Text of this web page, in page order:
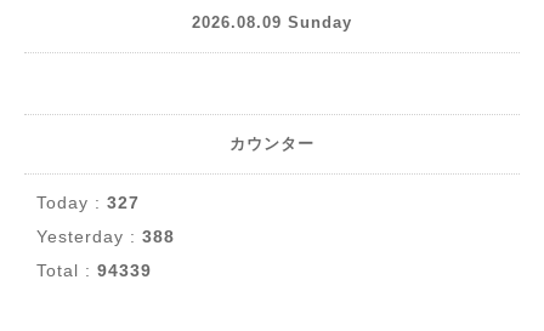
2026.08.09 Sunday
カウンター
Today : 327
Yesterday : 388
Total : 94339